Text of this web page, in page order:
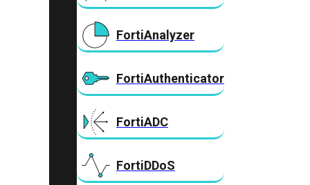
FortiAnalyzer
FortiAuthenticator
FortiADC
FortiDDoS